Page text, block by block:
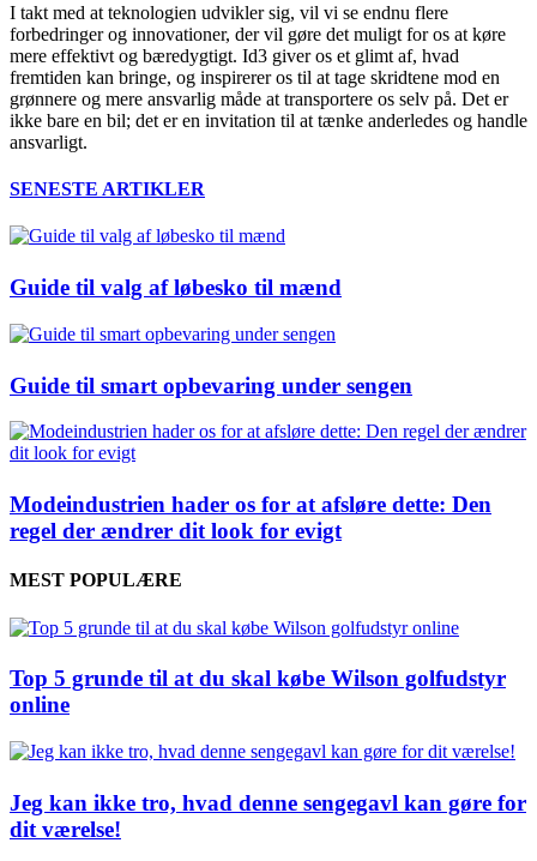
I takt med at teknologien udvikler sig, vil vi se endnu flere
forbedringer og innovationer, der vil gøre det muligt for os at køre
mere effektivt og bæredygtigt. Id3 giver os et glimt af, hvad
fremtiden kan bringe, og inspirerer os til at tage skridtene mod en
grønnere og mere ansvarlig måde at transportere os selv på. Det er
ikke bare en bil; det er en invitation til at tænke anderledes og handle
ansvarligt.
SENESTE ARTIKLER
Guide til valg af løbesko til mænd
Guide til smart opbevaring under sengen
Modeindustrien hader os for at afsløre dette: Den
regel der ændrer dit look for evigt
MEST POPULÆRE
Top 5 grunde til at du skal købe Wilson golfudstyr
online
Jeg kan ikke tro, hvad denne sengegavl kan gøre for
dit værelse!